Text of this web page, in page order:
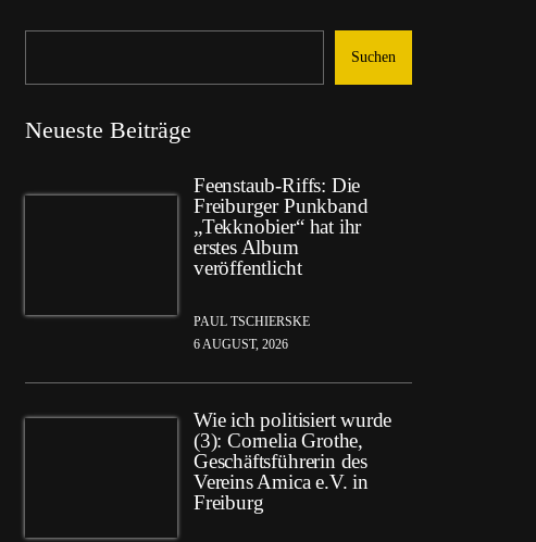
Suchen
Neueste Beiträge
Feenstaub-Riffs: Die
Freiburger Punkband
„Tekknobier“ hat ihr
erstes Album
veröffentlicht
PAUL TSCHIERSKE
6 AUGUST, 2026
Wie ich politisiert wurde
(3): Cornelia Grothe,
Geschäftsführerin des
Vereins Amica e.V. in
Freiburg